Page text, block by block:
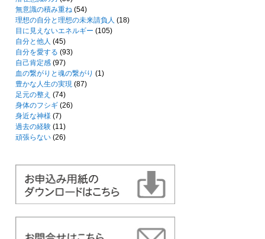
無意識の積み重ね (54)
理想の自分と理想の未来請負人 (18)
目に見えないエネルギー (105)
自分と他人 (45)
自分を愛する (93)
自己肯定感 (97)
血の繋がりと魂の繋がり (1)
豊かな人生の実現 (87)
足元の整え (74)
身体のフシギ (26)
身近な神様 (7)
過去の経験 (11)
頑張らない (26)